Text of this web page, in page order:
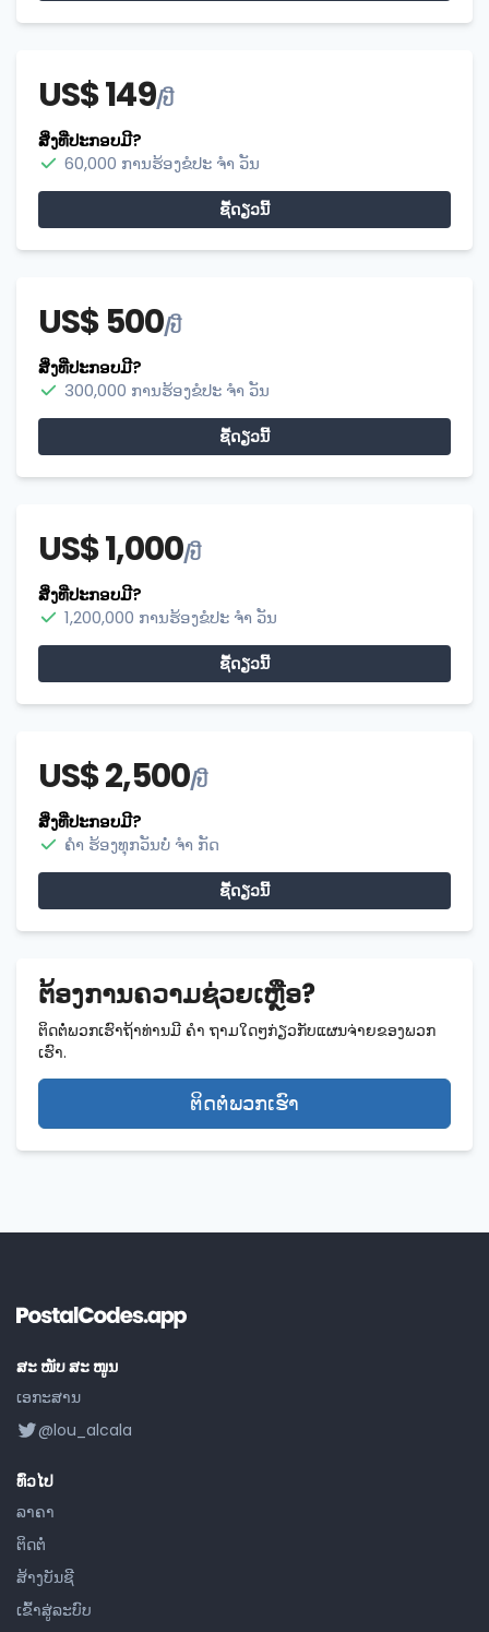
US$ 149/ປີ
ສິ່ງທີ່ປະກອບມີ?
60,000 ການຮ້ອງຂໍປະ ຈຳ ວັນ
ຊື້​ດຽວ​ນີ້
US$ 500/ປີ
ສິ່ງທີ່ປະກອບມີ?
300,000 ການຮ້ອງຂໍປະ ຈຳ ວັນ
ຊື້​ດຽວ​ນີ້
US$ 1,000/ປີ
ສິ່ງທີ່ປະກອບມີ?
1,200,000 ການຮ້ອງຂໍປະ ຈຳ ວັນ
ຊື້​ດຽວ​ນີ້
US$ 2,500/ປີ
ສິ່ງທີ່ປະກອບມີ?
ຄຳ ຮ້ອງທຸກວັນບໍ່ ຈຳ ກັດ
ຊື້​ດຽວ​ນີ້
ຕ້ອງ​ການ​ຄວາມ​ຊ່ວຍ​ເຫຼືອ?
ຕິດຕໍ່ພວກເຮົາຖ້າທ່ານມີ ຄຳ ຖາມໃດໆກ່ຽວກັບແຜນຈ່າຍຂອງພວກ
ເຮົາ.
ຕິດ​ຕໍ່​ພວກ​ເຮົາ
ສະ ໜັບ ສະ ໜູນ
ເອກະສານ
@lou_alcala
ທົ່ວໄປ
ລາຄາ
ຕິດຕໍ່
ສ້າງ​ບັນ​ຊີ
ເຂົ້າ​ສູ່​ລະ​ບົບ